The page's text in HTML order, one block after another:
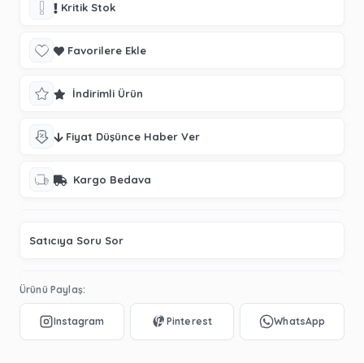
Kritik Stok
Favorilere Ekle
İndirimli Ürün
Fiyat Düşünce Haber Ver
Kargo Bedava
Satıcıya Soru Sor
Ürünü Paylaş: